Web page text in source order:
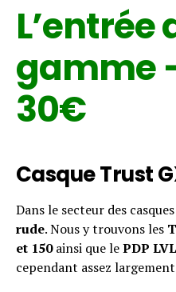
L’entrée
gamme
30€
Casque Trust
Dans le secteur des
rude. Nous y trouvons les
et 150ainsi que lePDP
cependant assez